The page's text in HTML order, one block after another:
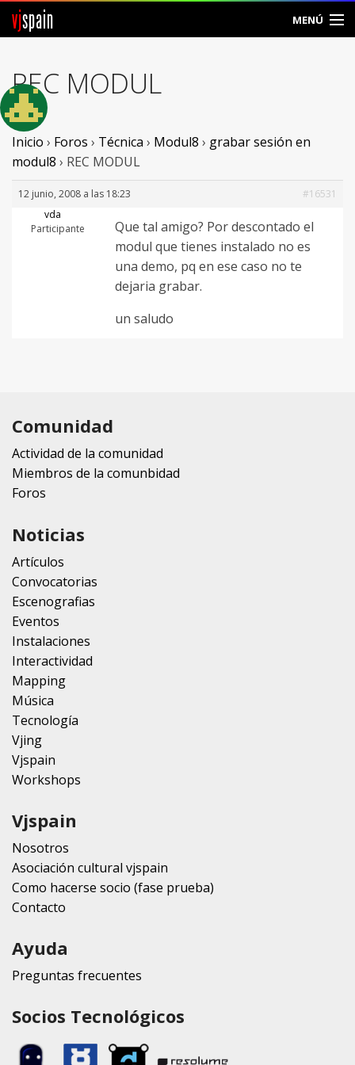
vjspain MENÚ
Foros
Noticias
Vjspain
Ayuda
REC MODUL
Inicio › Foros › Técnica › Modul8 › grabar sesión en
modul8 › REC MODUL
12 junio, 2008 a las 18:23
#16531
vda
Participante
Que tal amigo? Por descontado el
modul que tienes instalado no es
una demo, pq en ese caso no te
dejaria grabar.
un saludo
Comunidad
Actividad de la comunidad
Miembros de la comunbidad
Foros
Noticias
Artículos
Convocatorias
Escenografias
Eventos
Instalaciones
Interactividad
Mapping
Música
Tecnología
Vjing
Vjspain
Workshops
Vjspain
Nosotros
Asociación cultural vjspain
Como hacerse socio (fase prueba)
Contacto
Ayuda
Preguntas frecuentes
Socios Tecnológicos